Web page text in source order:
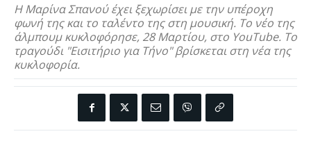
H Mαρίνα Σπανού έχει ξεχωρίσει με την υπέροχη
φωνή της και το ταλέντο της στη μουσική. Το νέο της
άλμπουμ κυκλοφόρησε, 28 Μαρτίου, στο YouTube. Το
τραγούδι "Εισιτήριο για Τήνο" βρίσκεται στη νέα της
κυκλοφορία.